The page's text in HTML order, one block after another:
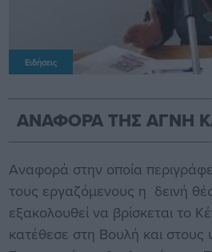
Ειδήσεις
ΑΝΑΦΟΡΑ ΤΗΣ ΑΓΝΗ
Aναφορά στην οποία
τους εργαζόμενους η δεινή
εξακολουθεί να βρίσκεται το
κατέθεσε στη Βουλή και στους